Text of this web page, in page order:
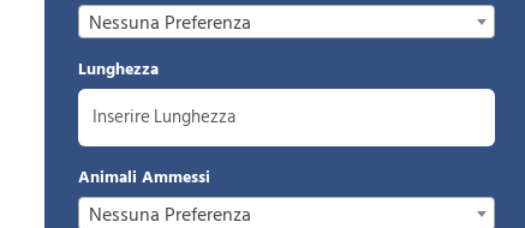
Nessuna Preferenza
Lunghezza
Animali Ammessi
Nessuna Preferenza